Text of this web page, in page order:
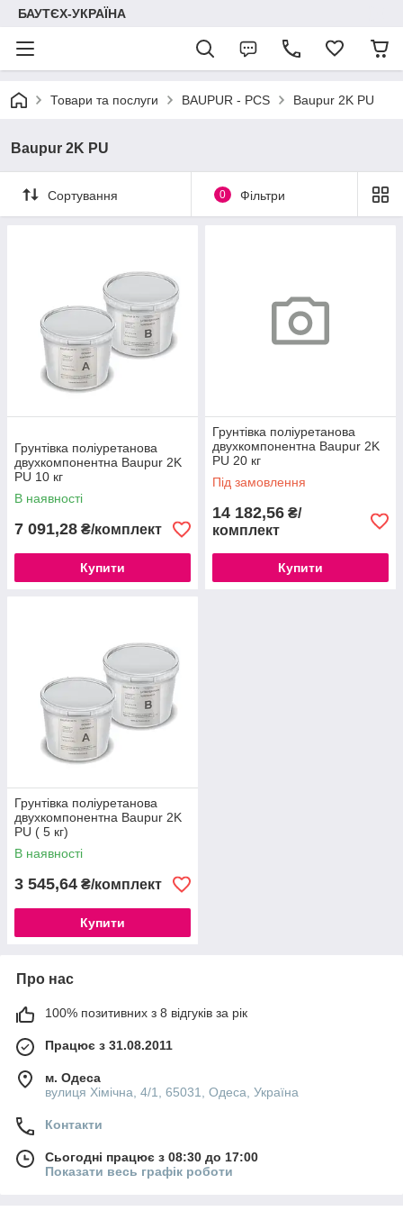
БАУТЄХ-УКРАЇНА
Товари та послуги BAUPUR - PCS Baupur 2K PU
Baupur 2K PU
Сортування 0 Фільтри
Грунтівка поліуретанова
двухкомпонентна Baupur 2K
PU 10 кг
В наявності
7 091,28 ₴/комплект
Купити
Грунтівка поліуретанова
двухкомпонентна Baupur 2K
PU 20 кг
Під замовлення
14 182,56 ₴/
комплект
Купити
Грунтівка поліуретанова
двухкомпонентна Baupur 2K
PU ( 5 кг)
В наявності
3 545,64 ₴/комплект
Купити
Про нас
100% позитивних з 8 відгуків за рік
Працює з 31.08.2011
м. Одеса
вулиця Хімічна, 4/1, 65031, Одеса, Україна
Контакти
Сьогодні працює з 08:30 до 17:00
Показати весь графік роботи